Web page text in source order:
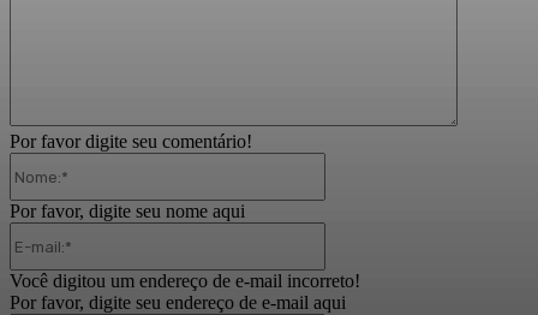
Por favor digite seu comentário!
Por favor, digite seu nome aqui
Você digitou um endereço de e-mail incorreto!
Por favor, digite seu endereço de e-mail aqui